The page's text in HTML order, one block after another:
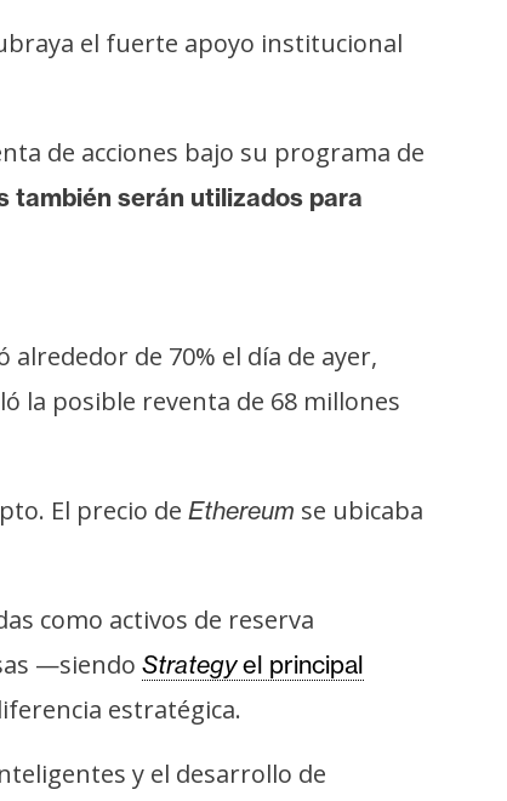
el fuerte apoyo institucional
de acciones bajo su programa de
también serán utilizados para
alrededor de 70% el día de ayer,
la posible reventa de 68 millones
El precio de Ethereum se ubicaba
como activos de reserva
—siendo Strategyel principal
estratégica.
y el desarrollo de